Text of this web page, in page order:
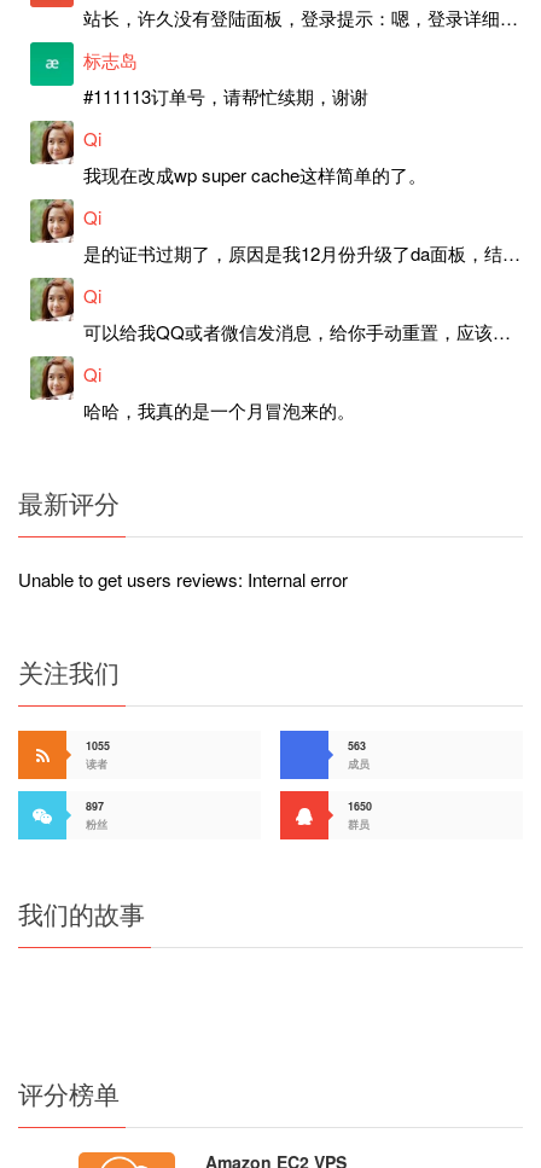
站长，许久没有登陆面板，登录提示：嗯，登录详细信息似乎不正确。请重试。 网站还可以正常使用。如果是密码问题请帮忙重置一下密码。谢谢。订单号：97790，账号：aa20210950。 站长，提交了工单，你回复续期成功，不过我的问题是面部登陆信息有问题，一直是初始密码，现在无法登陆，有时间麻烦排查一下。
标志岛
#111113订单号，请帮忙续期，谢谢
Qi
我现在改成wp super cache这样简单的了。
Qi
是的证书过期了，原因是我12月份升级了da面板，结果后台证书就不更新了，目前还在排查问题。切换PHP版本现在没有了，因为DA新版不支持。
Qi
可以给我QQ或者微信发消息，给你手动重置，应该是服务器插件有问题了，这个wp的主题太老了，导致现在好多的问题，网站的签到功能也是因为这个原因导致的。
Qi
哈哈，我真的是一个月冒泡来的。
最新评分
Unable to get users reviews: Internal error
关注我们
1055
读者
563
成员
897
粉丝
1650
群员
我们的故事
评分榜单
Amazon EC2 VPS